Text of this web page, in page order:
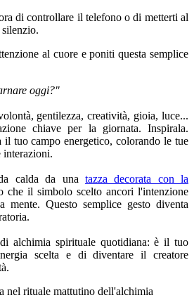
di controllare il telefono o di metterti al
al cuore e poniti questa semplice
oggi?"
gentilezza, creatività, gioia, luce...
chiave per la giornata. Inspirala.
il tuo campo energetico, colorando le tue
interazioni.
calda da una tazza decorata con la
che il simbolo scelto ancori l'intenzione
Questo semplice gesto diventa
alchimia spirituale quotidiana: è il tuo
scelta e di diventare il creatore